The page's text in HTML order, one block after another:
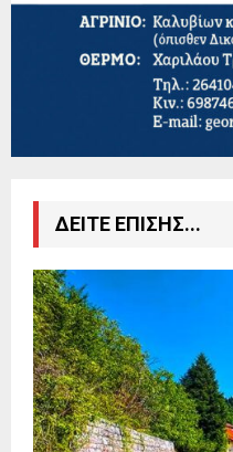
ΔΕΙΤΕ ΕΠΙΣΗΣ...